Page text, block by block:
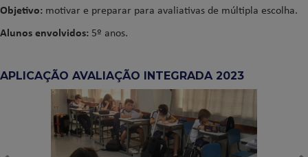
Objetivo: motivar e preparar para avaliativas de múltipla escolha.
Alunos envolvidos: 5º anos.
APLICAÇÃO AVALIAÇÃO INTEGRADA 2023